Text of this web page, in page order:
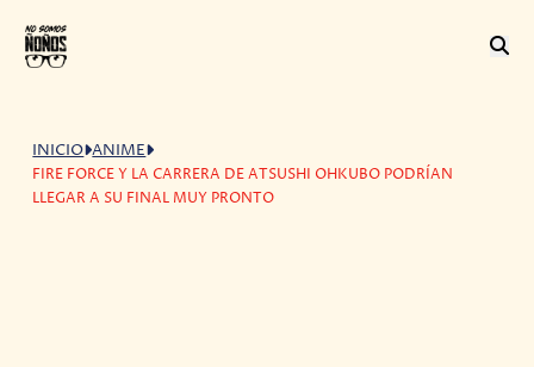
INICIO ANIME
FIRE FORCE Y LA CARRERA DE ATSUSHI OHKUBO PODRÍAN
LLEGAR A SU FINAL MUY PRONTO